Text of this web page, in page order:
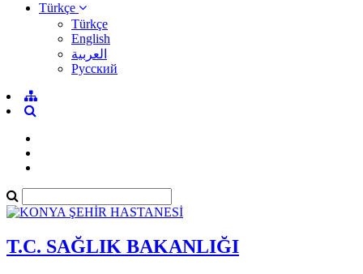
Türkçe
Türkçe
English
العربية
Pусский
T.C. SAĞLIK BAKANLIĞI